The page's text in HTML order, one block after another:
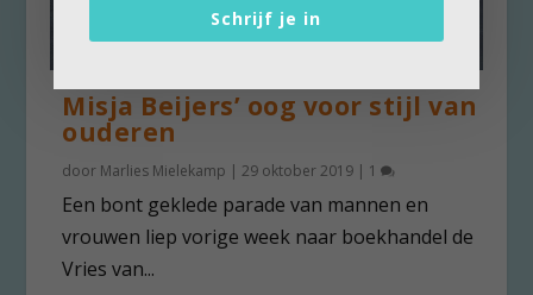
Misja Beijers’ oog voor stijl van
ouderen
door Marlies Mielekamp |29 oktober 2019 | 1
Een bont geklede parade van mannen en
vrouwen liep vorige week naar boekhandel de
Vries van...
Schrijf je in